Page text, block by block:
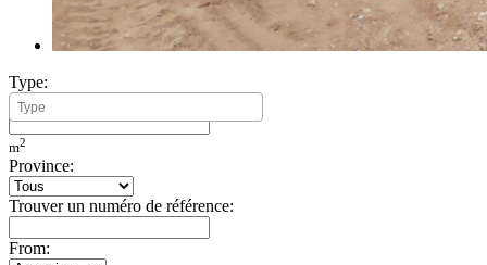
Type:
Minimum Build Area:
m2
Province:
Trouver un numéro de référence:
From: